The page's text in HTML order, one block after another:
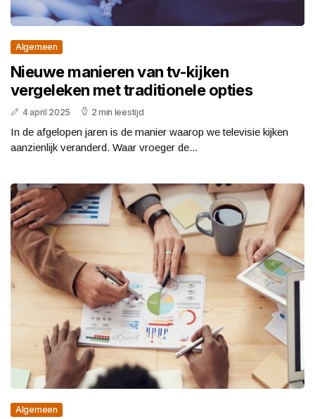
Algemeen
Nieuwe manieren van tv-kijken
vergeleken met traditionele opties
4 april 2025 2 min leestijd
In de afgelopen jaren is de manier waarop we televisie kijken
aanzienlijk veranderd. Waar vroeger de...
Algemeen